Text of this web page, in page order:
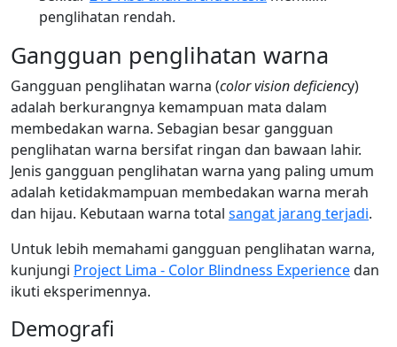
penglihatan rendah.
Gangguan penglihatan warna
Gangguan penglihatan warna (color vision deficiency)
adalah berkurangnya kemampuan mata dalam
membedakan warna. Sebagian besar gangguan
penglihatan warna bersifat ringan dan bawaan lahir.
Jenis gangguan penglihatan warna yang paling umum
adalah ketidakmampuan membedakan warna merah
dan hijau. Kebutaan warna total sangat jarang terjadi.
Untuk lebih memahami gangguan penglihatan warna,
kunjungi Project Lima - Color Blindness Experiencedan
ikuti eksperimennya.
Demografi